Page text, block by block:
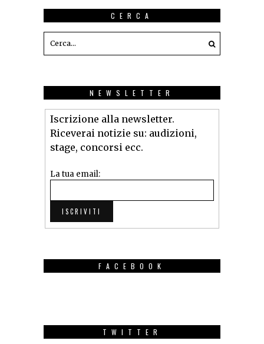
CERCA
NEWSLETTER
Iscrizione alla newsletter.
Riceverai notizie su: audizioni,
stage, concorsi ecc.
La tua email:
FACEBOOK
TWITTER